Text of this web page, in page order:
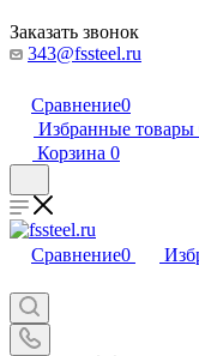
Заказать звонок
343@fssteel.ru
Сравнение0
Избранные товары
Корзина 0
Сравнение0